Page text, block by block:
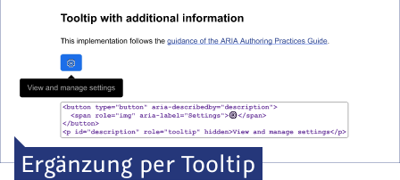
Ergänzung per Tooltip